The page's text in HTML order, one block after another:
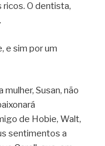
O dentista,
.
e sim por um
Susan, não
de Hobie, Walt,
sentimentos a